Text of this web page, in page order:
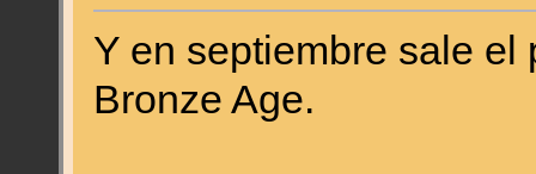
Y en septiembre sale el
Bronze Age.